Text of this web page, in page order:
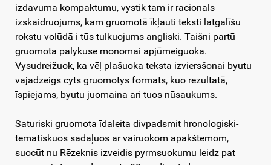
izdavuma kompaktumu, vystik tam ir racionals
izskaidruojums, kam gruomotā īkļauti teksti latgalīšu
rokstu volūdā i tūs tulkuojums angliski. Taišni partū
gruomota palykuse monomai apjūmeiguoka.
Vysudreižuok, ka vēļ plašuoka teksta izviersšonai byutu
vajadzeigs cyts gruomotys formats, kuo rezultatā,
īspiejams, byutu juomaina ari tuos nūsaukums.
Saturiski gruomota īdaleita divpadsmit hronologiski-
tematiskuos sadaļuos ar vairuokom apakštemom,
suocūt nu Rēzeknis izveidis pyrmsuokumu leidz pat